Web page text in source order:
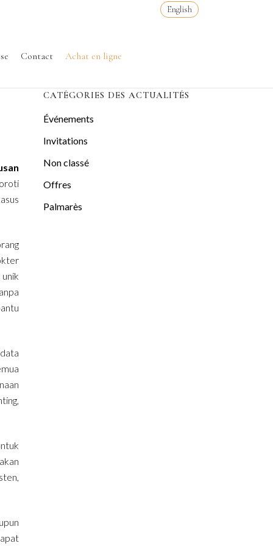
English
Contact Achat en ligne
CATÉGORIES DES ACTUALITÉS
Événements
Invitations
Non classé
Offres
Palmarès